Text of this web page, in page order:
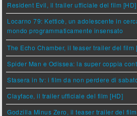
Resident Evil, il trailer ufficiale del film [HD]
Locarno 79: Ketticè, un adolescente in
mondo programmaticamente insensato
The Echo Chamber, il teaser trailer del film
Spider Man e Odissea: la super coppia
Stasera in tv: i film da non perdere di
Clayface, il trailer ufficiale del film [HD]
Godzilla Minus Zero, il teaser trailer del